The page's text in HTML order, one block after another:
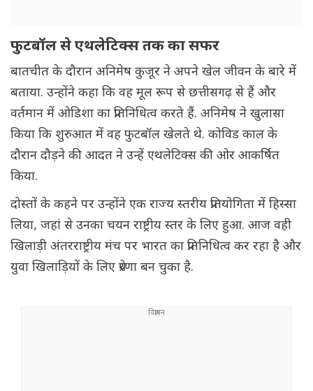
फुटबॉल से एथलेटिक्स तक का सफर
बातचीत के दौरान अनिमेष कुजूर ने अपने खेल जीवन के बारे में
बताया. उन्होंने कहा कि वह मूल रूप से छत्तीसगढ़ से हैं और
वर्तमान में ओडिशा का प्रतिनिधित्व करते हैं. अनिमेष ने खुलासा
किया कि शुरुआत में वह फुटबॉल खेलते थे. कोविड काल के
दौरान दौड़ने की आदत ने उन्हें एथलेटिक्स की ओर आकर्षित
किया.
दोस्तों के कहने पर उन्होंने एक राज्य स्तरीय प्रतियोगिता में हिस्सा
लिया, जहां से उनका चयन राष्ट्रीय स्तर के लिए हुआ. आज वही
खिलाड़ी अंतरराष्ट्रीय मंच पर भारत का प्रतिनिधित्व कर रहा है और
युवा खिलाड़ियों के लिए प्रेरणा बन चुका है.